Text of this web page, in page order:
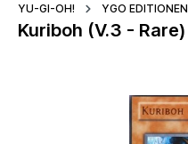
YU-GI-OH! YGO EDITIONEN
Kuriboh (V.3 - Rare)